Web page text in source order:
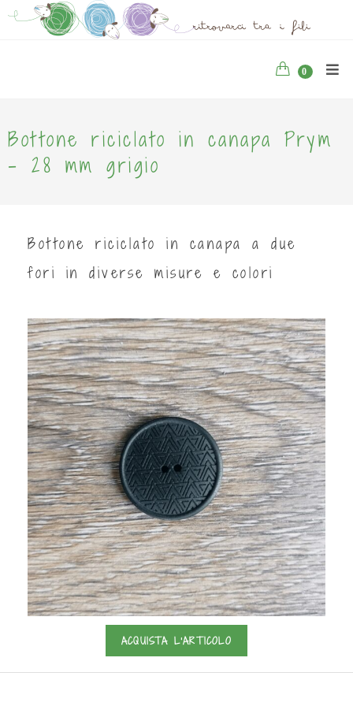
0
Bottone riciclato in canapa Prym
- 28 mm grigio
Bottone riciclato in canapa a due
fori in diverse misure e colori
ACQUISTA L'ARTICOLO